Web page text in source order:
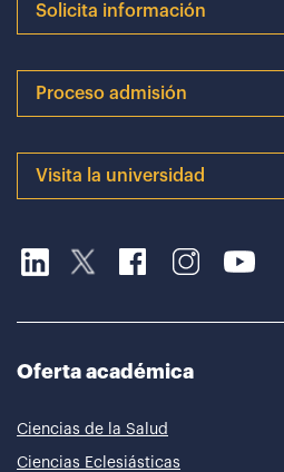
Solicita información
Proceso admisión
Visita la universidad
Oferta académica
Ciencias de la Salud
Ciencias Eclesiásticas